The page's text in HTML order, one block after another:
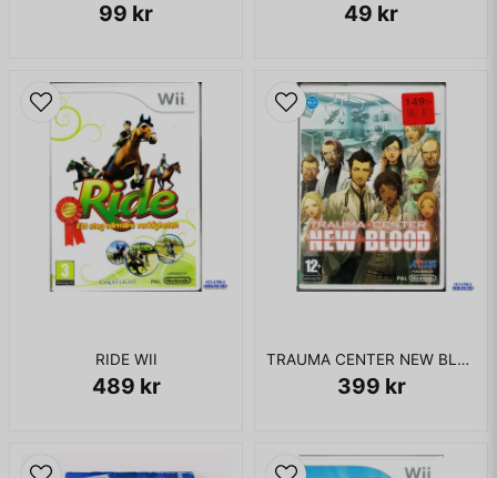
99 kr 49 kr
RIDE WII
489 kr
TRAUMA CENTER NEW BLOOD WII
399 kr